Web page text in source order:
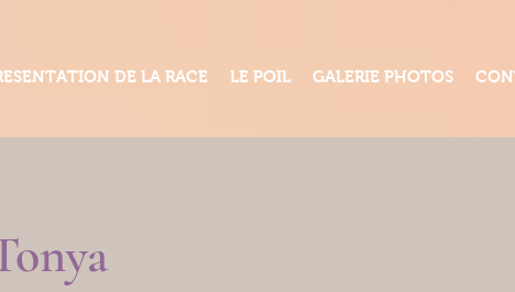
DE LA RACE LE POIL GALERIE PHOTOS